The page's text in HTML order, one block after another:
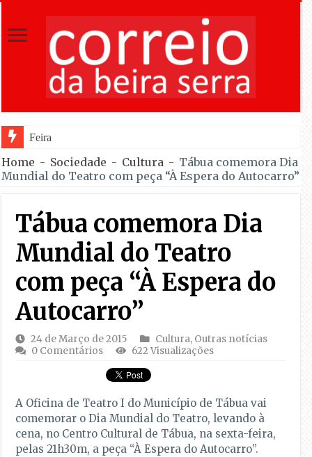
Feira Moçárabe faz recuar Louros
Home - Sociedade - Cultura - Tábua comemora Dia
Mundial do Teatro com peça “À Espera do Autocarro”
Tábua comemora Dia
Mundial do Teatro
com peça “À Espera do
Autocarro”
24 de Março de 2015 Cultura, Outras notícias
0 Comentários
622 Visualizações
A Oficina de Teatro I do Município de Tábua vai
comemorar o Dia Mundial do Teatro, levando à
cena, no Centro Cultural de Tábua, na sexta-feira,
pelas 21h30m, a peça “À Espera do Autocarro”.